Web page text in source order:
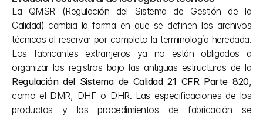
La QMSR (Regulación del Sistema de Gestión de la
Calidad) cambia la forma en que se definen los archivos
técnicos al reservar por completo la terminología heredada.
Los fabricantes extranjeros ya no están obligados a
Regulación del Sistema de Calidad 21 CFR Parte 820,
como el DMR, DHF o DHR. Las especificaciones de los
productos y los procedimientos de fabricación se